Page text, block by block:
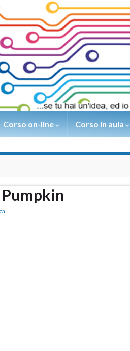
Corso on-line Corso in aula